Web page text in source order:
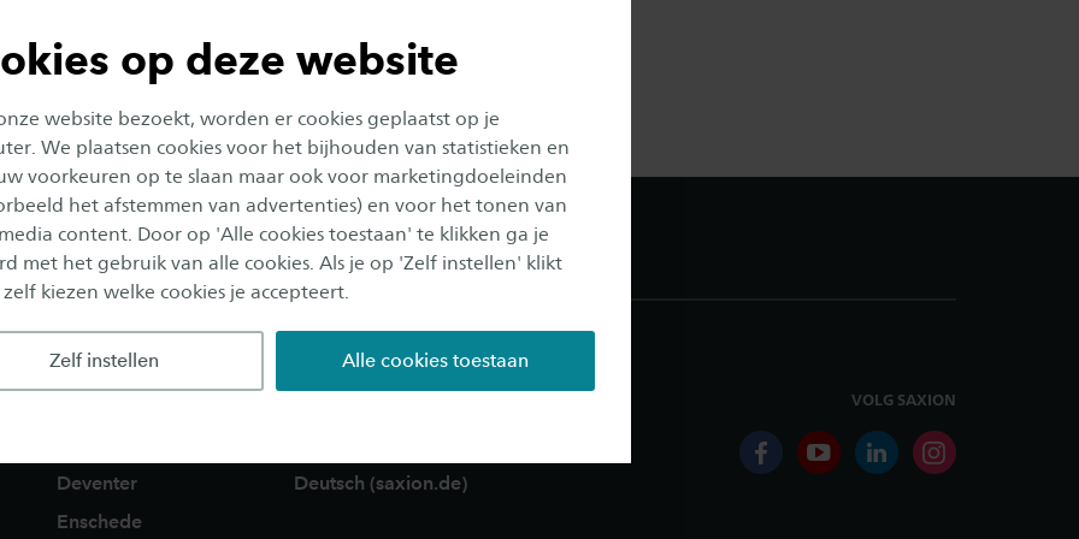
op deze website
website bezoekt, worden er cookies geplaatst op je
We plaatsen cookies voor het bijhouden van statistieken en
voorkeuren op te slaan maar ook voor marketingdoeleinden
het afstemmen van advertenties) en voor het tonen van
content. Door op 'Alle cookies toestaan' te klikken ga je
met het gebruik van alle cookies. Als je op 'Zelf instellen' klikt
kiezen welke cookies je accepteert.
Zelf instellen Alle cookies toestaan
Deventer
Enschede
Deutsch (saxion.de)
VOLG SAXION
facebookyoutubelinkedininstagram